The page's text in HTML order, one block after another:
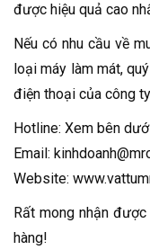
được hiệu quả cao
Nếu có nhu cầu về
loại máy làm mát,
điện thoại của công
Hotline: Xem bên
Email:
Website:
Rất mong nhận
hàng!